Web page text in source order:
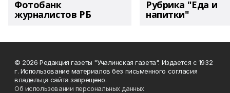
Фотобанк
журналистов РБ
Рубрика "Еда и
напитки"
© 2026 Редакция газеты "Учалинская газета". Издается с 1932
г. Использование материалов без письменного согласия
владельца сайта запрещено.
Об использовании персональных данных